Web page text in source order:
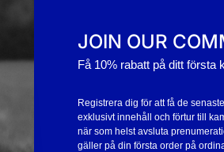
JOIN OUR
Få 10% rabatt på ditt första
Registrera dig för att få de
exklusivt innehåll och förtur till
när som helst avsluta
gäller på din första order på